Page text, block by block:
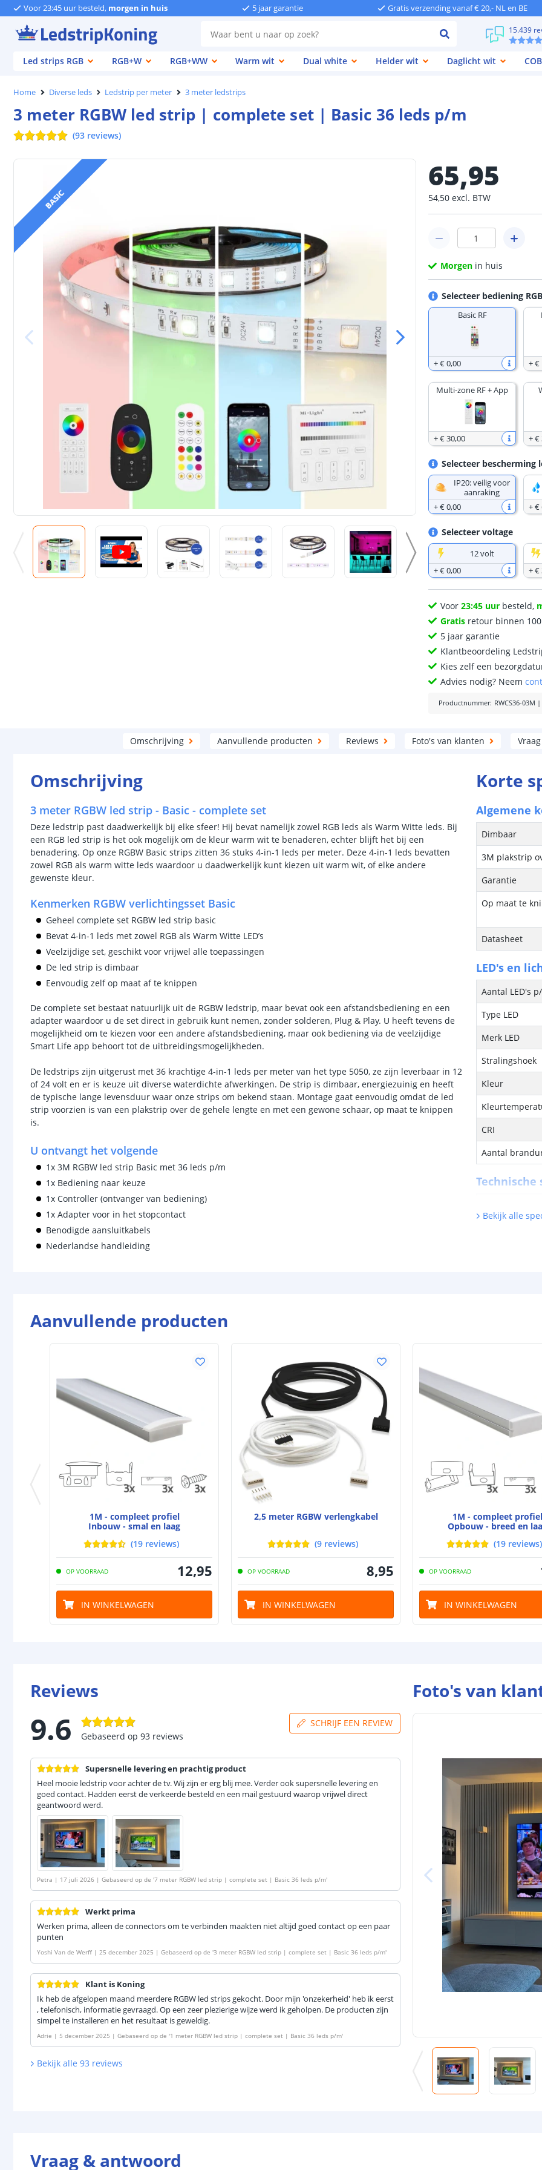
Voor 23:45 uur besteld, morgen in huis 5 jaar garantie Gratis verzending vanaf € 20,- NL en BE
15.439
Led strips RGB
RGB+W RGB+WW Warm wit Dual white Helder wit Daglicht wit COB
Home Diverse leds Ledstrip per meter 3 meter ledstrips
3 meter RGBW led strip | complete set | Basic 36 leds p/m
(93 reviews)
BASIC
65,95
54,50 excl. BTW
Morgen in huis
Selecteer bediening
Basic RF
+€ 0,00 +€
Multi-zone RF + App
+€ 30,00 +€
Selecteer bescherming
IP20: veilig voor
aanraking
+€ 0,00
+€
Selecteer voltage
12 volt
+€ 0,00
+€
Voor23:45 uur besteld,
Gratis retour binnen
5 jaar garantie
Klantbeoordeling
Kies zelf een
Advies nodig? Neem
Productnummer: RWCS36-03M |
Omschrijving Aanvullende producten Reviews Foto's van klanten
Omschrijving
3 meter RGBW led strip - Basic - complete set
Deze ledstrip past daadwerkelijk bij elke sfeer! Hij bevat namelijk zowel RGB leds als Warm Witte leds. Bij
een RGB led strip is het ook mogelijk om de kleur warm wit te benaderen, echter blijft het bij een
benadering. Op onze RGBW Basic strips zitten 36 stuks 4-in-1 leds per meter. Deze 4-in-1 leds bevatten
zowel RGB als warm witte leds waardoor u daadwerkelijk kunt kiezen uit warm wit, of elke andere
gewenste kleur.
Kenmerken RGBW verlichtingsset Basic
Geheel complete set RGBW led strip basic
Bevat 4-in-1 leds met zowel RGB als Warm Witte LED’s
Veelzijdige set, geschikt voor vrijwel alle toepassingen
De led strip is dimbaar
Eenvoudig zelf op maat af te knippen
De complete set bestaat natuurlijk uit de RGBW ledstrip, maar bevat ook een afstandsbediening en een
adapter waardoor u de set direct in gebruik kunt nemen, zonder solderen, Plug & Play. U heeft tevens de
mogelijkheid om te kiezen voor een andere afstandsbediening, maar ook bediening via de veelzijdige
Smart Life app behoort tot de uitbreidingsmogelijkheden.
De ledstrips zijn uitgerust met 36 krachtige 4-in-1 leds per meter van het type 5050, ze zijn leverbaar in 12
of 24 volt en er is keuze uit diverse waterdichte afwerkingen. De strip is dimbaar, energiezuinig en heeft
de typische lange levensduur waar onze strips om bekend staan. Montage gaat eenvoudig omdat de led
strip voorzien is van een plakstrip over de gehele lengte en met een gewone schaar, op maat te knippen
is.
U ontvangt het volgende
1x 3M RGBW led strip Basic met 36 leds p/m
1x Bediening naar keuze
1x Controller (ontvanger van bediening)
1x Adapter voor in het stopcontact
Benodigde aansluitkabels
Nederlandse handleiding
Korte
Algemene
Dimbaar
3M plakstrip
Garantie
Op maat te
Datasheet
LED's en
Aantal LED's
Type LED
Merk LED
Stralingshoek
Kleur
CRI
Aantal
Technische
Watt -
Watt per LED
Strip
Bescherming
Materiaal
Plakstrip
Aansluiting
Bekijk alle
Aanvullende producten
1M - compleet profiel
Inbouw - smal en laag
(19 reviews)
OP VOORRAAD 12,95
IN WINKELWAGEN
2,5 meter RGBW verlengkabel
(9 reviews)
OP VOORRAAD 8,95
IN WINKELWAGEN
1M - compleet profiel
Opbouw - breed en
(19 reviews)
OP VOORRAAD
IN WINKELWAGEN
Reviews
9.6 Gebaseerd op 93 reviews
SCHRIJF EEN REVIEW
Supersnelle levering en prachtig product
Heel mooie ledstrip voor achter de tv. Wij zijn er erg blij mee. Verder ook supersnelle levering en
goed contact. Hadden eerst de verkeerde besteld en een mail gestuurd waarop vrijwel direct
geantwoord werd.
Petra | 17 juli 2026 | Gebaseerd op de '7 meter RGBW led strip | complete set | Basic 36 leds p/m'
Werkt prima
Werken prima, alleen de connectors om te verbinden maakten niet altijd goed contact op een paar
punten
Yoshi Van de Werff | 25 december 2025 | Gebaseerd op de '3 meter RGBW led strip | complete set | Basic 36 leds p/m'
Klant is Koning
Ik heb de afgelopen maand meerdere RGBW led strips gekocht. Door mijn 'onzekerheid' heb ik eerst
, telefonisch, informatie gevraagd. Op een zeer plezierige wijze werd ik geholpen. De producten zijn
simpel te installeren en het resultaat is geweldig.
Adrie | 5 december 2025 | Gebaseerd op de '1 meter RGBW led strip | complete set | Basic 36 leds p/m'
Bekijk alle 93 reviews
Foto's van
Vraag & antwoord